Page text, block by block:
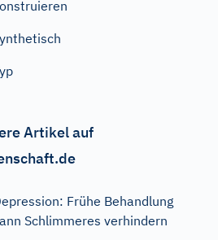
Artikel auf
Frühe Behandlung
Schlimmeres verhindern